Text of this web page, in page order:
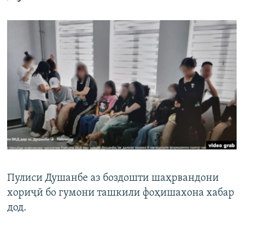
Пулиси Душанбе аз боздошти шаҳрвандони
хориҷӣ бо гумони ташкили фоҳишахона хабар
дод.